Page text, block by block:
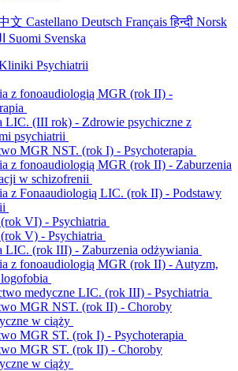
文 Castellano Deutsch Françaisहिन्दी Norsk
Suomi Svenska
Psychiatrii
z fonoaudiologią MGR (rok II) -
LIC. (III rok) - Zdrowie psychiczne z
psychiatrii
MGR NST. (rok I) - Psychoterapia
z fonoaudiologią MGR (rok II) - Zaburzenia
w schizofrenii
z Fonaaudiologią LIC. (rok II) - Podstawy
VI) - Psychiatria
V) - Psychiatria
LIC. (rok III) - Zaburzenia odżywiania
z fonoaudiologią MGR (rok II) - Autyzm,
medyczne LIC. (rok III) - Psychiatria
MGR NST. (rok II) - Choroby
w ciąży
MGR ST. (rok I) - Psychoterapia
MGR ST. (rok II) - Choroby
w ciąży